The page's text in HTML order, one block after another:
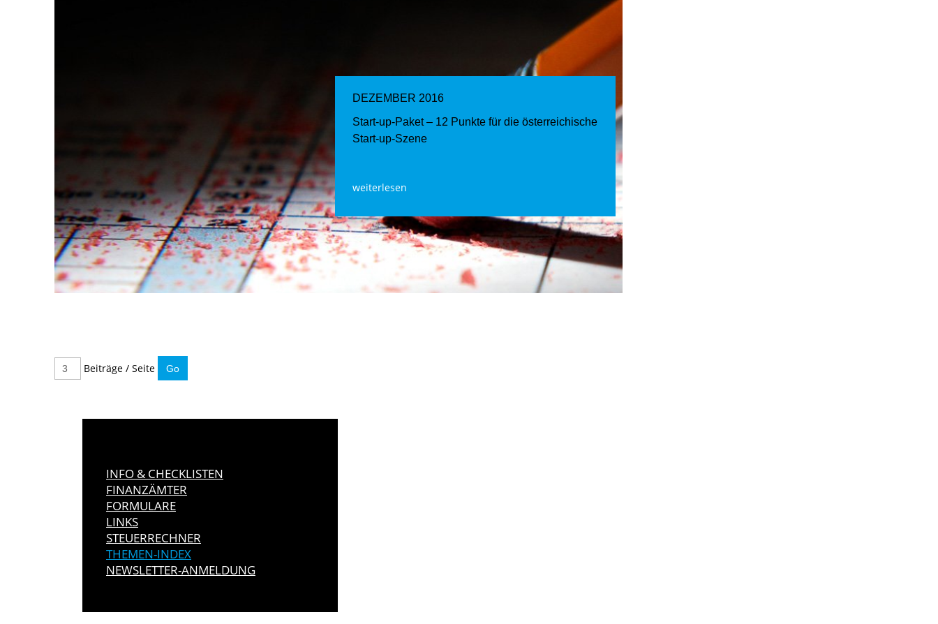
DEZEMBER 2016
Start-up-Paket – 12 Punkte für die österreichische
Start-up-Szene
weiterlesen
Beiträge / Seite
INFO & CHECKLISTEN
FINANZÄMTER
FORMULARE
LINKS
STEUERRECHNER
THEMEN-INDEX
NEWSLETTER-ANMELDUNG